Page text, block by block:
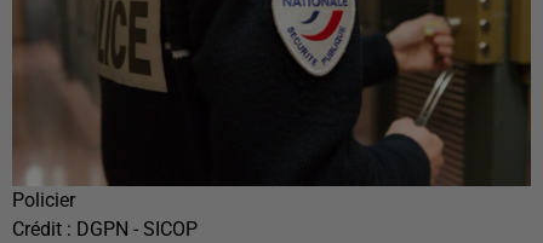
Policier
Crédit : DGPN - SICOP